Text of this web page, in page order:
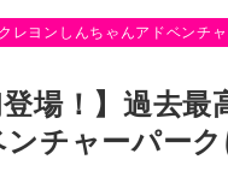
クレヨンしんちゃんアドベンチ
登場！】過去
チャーパーク